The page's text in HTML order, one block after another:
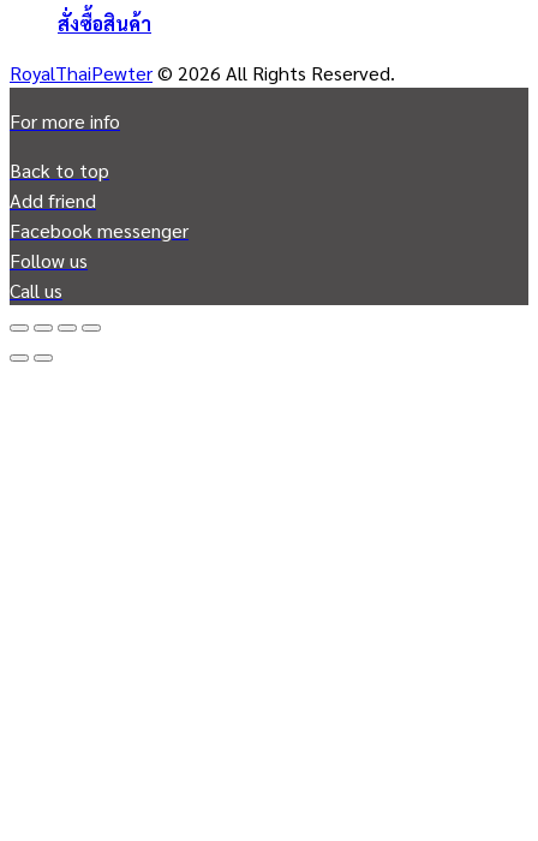
สั่งซื้อสินค้า
RoyalThaiPewter© 2026 All Rights Reserved.
For more info
Back to top
Add friend
Facebook messenger
Follow us
Call us